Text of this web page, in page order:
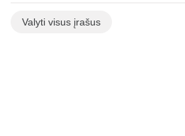
Valyti visus įrašus